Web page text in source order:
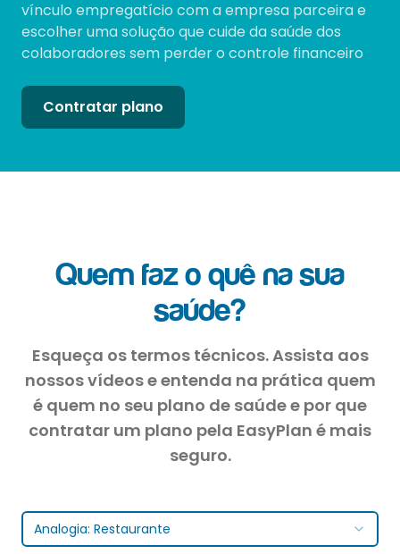
vínculo empregatício com a empresa parceira e
escolher uma solução que cuide da saúde dos
colaboradores sem perder o controle financeiro
Contratar plano
Quem faz o quê na sua
saúde?
Esqueça os termos técnicos. Assista aos
nossos vídeos e entenda na prática quem
é quem no seu plano de saúde e por que
contratar um plano pela EasyPlan é mais
seguro.
Analogia: Restaurante